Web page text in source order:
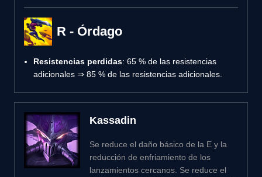
R - Órdago
Resistencias perdidas: 65 % de las resistencias
adicionales ⇒ 85 % de las resistencias adicionales.
Kassadin
Se reduce el daño básico de la E y la
reducción de enfriamiento de los
lanzamientos cercanos. Se reduce el